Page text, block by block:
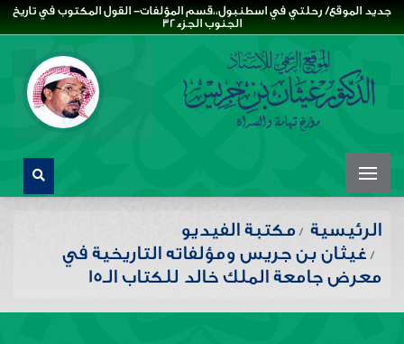
جديد الموقع/ رحلتي في اسطنبول،،قسم المؤلفات- القول المكتوب في تاريخ
الجنوب الجزء32
الرئيسية
مكتبة الفيديو
غيثان بن جريس ومؤلفاته التاريخية في
معرض جامعة الملك خالد للكتاب الـ15